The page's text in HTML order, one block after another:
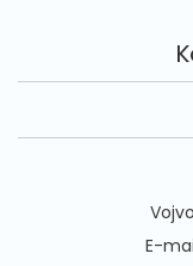
E-